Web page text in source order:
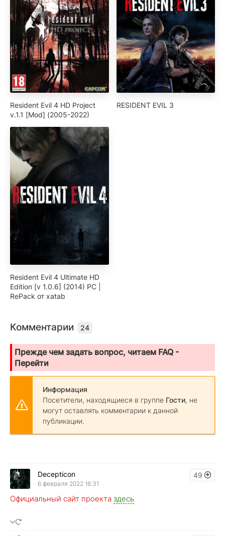
Resident Evil 4 HD Project
v.1.1 [Mod] (2005-2022)
RESIDENT EVIL 3
Resident Evil 4 Ultimate HD
Edition [v 1.0.6] (2014) PC |
RePack от xatab
Комментарии 24
Прежде чем задать вопрос, читаем FAQ -
Перейти
Информация
Посетители, находящиеся в группе Гости, не
могут оставлять комментарии к данной
публикации.
49
Decepticon
6 февраля 2022 16:31
Официальный сайт проекта ​ здесь